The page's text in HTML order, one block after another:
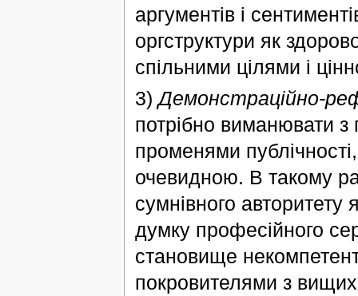
аргументів і
оргструктури як
спільними цілями і
3)Демонстраційно-
потрібно виманювати
променями
очевидною. В такому
сумнівного
думку професійного
становище
покровителями з вищих